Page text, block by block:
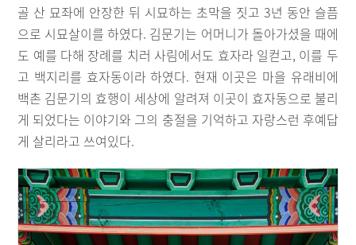
골 산 묘좌에 안장한 뒤 시묘하는 초막을 짓고 3년 동안 슬픔
으로 시묘살이를 하였다. 김문기는 어머니가 돌아가셨을 때에
도 예를 다해 장례를 치러 사림에서도 효자라 일컫고, 이를 두
고 백지리를 효자동이라 하였다. 현재 이곳은 마을 유래비에
백촌 김문기의 효행이 세상에 알려져 이곳이 효자동으로 불리
게 되었다는 이야기와 그의 충절을 기억하고 자랑스런 후예답
게 살리라고 쓰여있다.